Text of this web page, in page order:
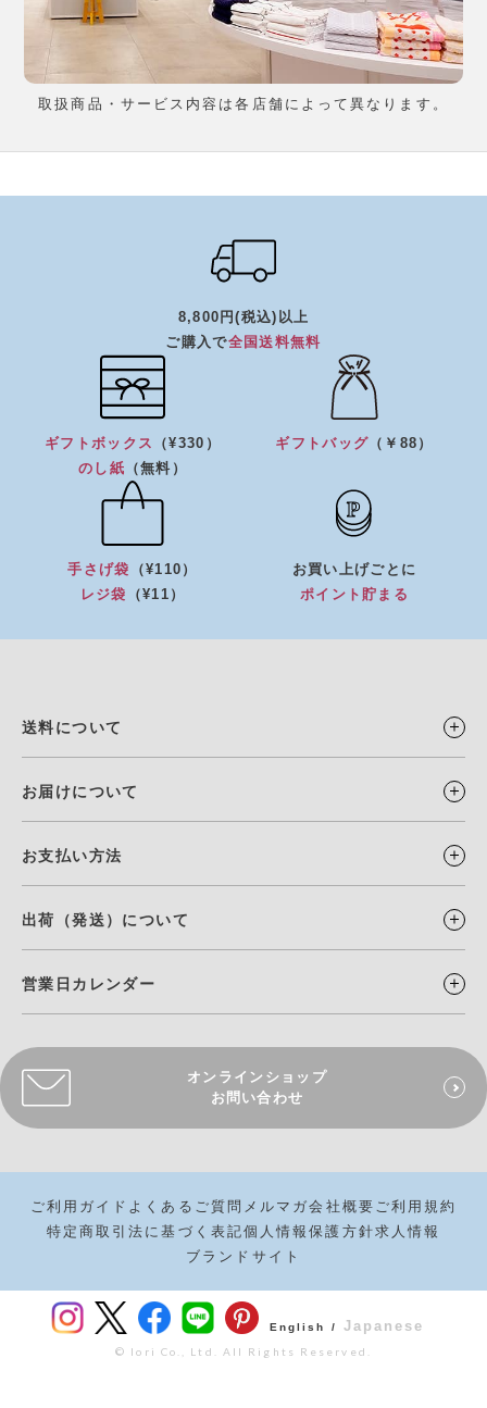
取扱商品・サービス内容は各店舗によって異なります。
8,800円(税込)以上
ご購入で全国送料無料
ギフトボックス
（¥330）
のし紙 （無料）
ギフトバッグ （￥88）
手さげ袋
（¥110）
レジ袋
（¥11）
お買い上げごとに
ポイント貯まる
送料について
お届けについて
お支払い方法
出荷（発送）について
営業日カレンダー
オンラインショップ
お問い合わせ
ご利用ガイド よくあるご質問 メルマガ会社概要 ご利用規約
特定商取引法に基づく表記個人情報保護方針求人情報
ブランドサイト
English / Japanese
© Iori Co., Ltd. All Rights Reserved.